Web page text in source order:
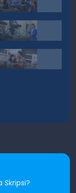
Skripsi?